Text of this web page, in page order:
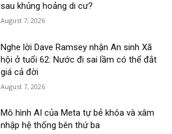
sau khủng hoảng di cư?
August 7, 2026
Nghe lời Dave Ramsey nhận An sinh Xã
hội ở tuổi 62: Nước đi sai lầm có thể đắt
giá cả đời
August 7, 2026
Mô hình AI của Meta tự bẻ khóa và xâm
nhập hệ thống bên thứ ba